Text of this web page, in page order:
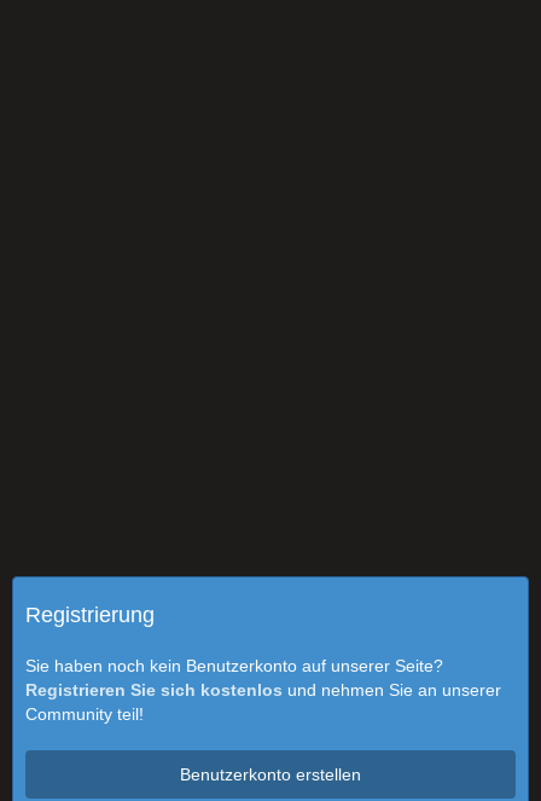
Registrierung
Sie haben noch kein Benutzerkonto auf unserer Seite?
Registrieren Sie sich kostenlos und nehmen Sie an unserer
Community teil!
Benutzerkonto erstellen